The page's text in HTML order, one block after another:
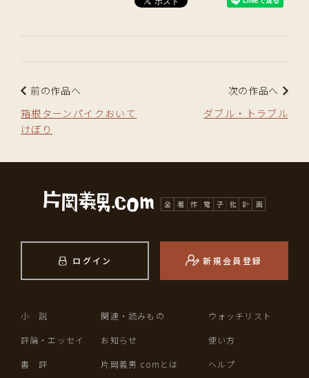
前の作品へ
箱根ターンパイクおいて
けぼり
次の作品へ
ダブル・トラブル
ログイン 新規会員登録
小 説
評論・エッセイ
書 評
関連・読みもの
お知らせ
片岡義男.comとは
ウォッチリスト
使い方
ヘルプ